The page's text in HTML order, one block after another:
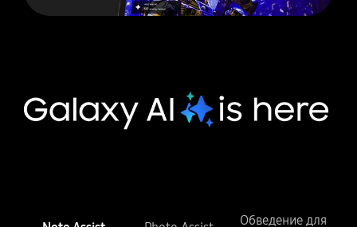
Обведение для